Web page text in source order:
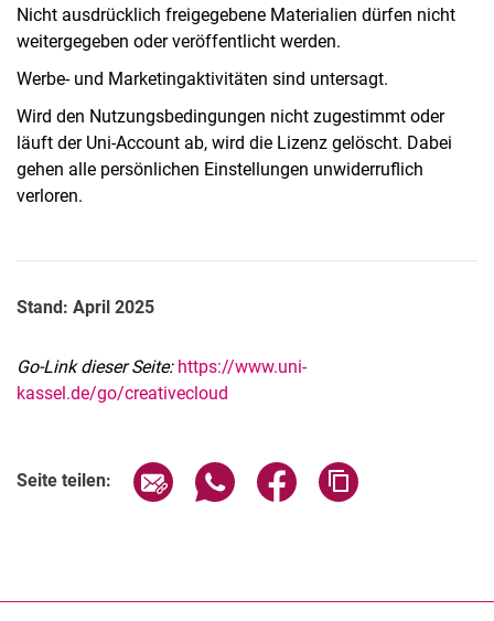
Nicht ausdrücklich freigegebene Materialien dürfen nicht
weitergegeben oder veröffentlicht werden.
Werbe- und Marketingaktivitäten sind untersagt.
Wird den Nutzungsbedingungen nicht zugestimmt oder
läuft der Uni-Account ab, wird die Lizenz gelöscht. Dabei
gehen alle persönlichen Einstellungen unwiderruflich
verloren.
Stand: April 2025
Go-Link dieser Seite: https://www.uni-
kassel.de/go/creativecloud
Seite teilen: Seite über E-Mail teilen
Seite über WhatsApp teilen
Seite über Facebook